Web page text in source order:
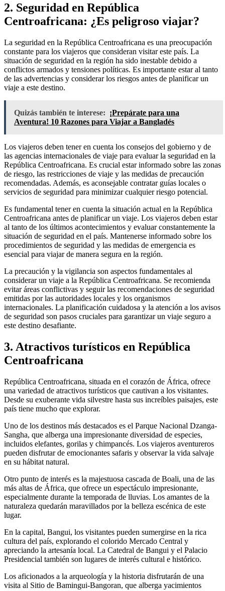
2. Seguridad en República
Centroafricana: ¿Es peligroso viajar?
La seguridad en la República Centroafricana es una preocupación
constante para los viajeros que consideran visitar este país. La
situación de seguridad en la región ha sido inestable debido a
conflictos armados y tensiones políticas. Es importante estar al tanto
de las advertencias y considerar los riesgos antes de planificar un
viaje a este destino.
Quizás también te interese: ¡Prepárate para una
Aventura! 10 Razones para Viajar a Bangladés
Los viajeros deben tener en cuenta los consejos del gobierno y de
las agencias internacionales de viaje para evaluar la seguridad en la
República Centroafricana. Es crucial estar informado sobre las zonas
de riesgo, las restricciones de viaje y las medidas de precaución
recomendadas. Además, es aconsejable contratar guías locales o
servicios de seguridad para minimizar cualquier riesgo potencial.
Es fundamental tener en cuenta la situación actual en la República
Centroafricana antes de planificar un viaje. Los viajeros deben estar
al tanto de los últimos acontecimientos y evaluar constantemente la
situación de seguridad en el país. Mantenerse informado sobre los
procedimientos de seguridad y las medidas de emergencia es
esencial para viajar de manera segura en la región.
La precaución y la vigilancia son aspectos fundamentales al
considerar un viaje a la República Centroafricana. Se recomienda
evitar áreas conflictivas y seguir las recomendaciones de seguridad
emitidas por las autoridades locales y los organismos
internacionales. La planificación cuidadosa y la atención a los avisos
de seguridad son pasos cruciales para garantizar un viaje seguro a
este destino desafiante.
3. Atractivos turísticos en República
Centroafricana
República Centroafricana, situada en el corazón de África, ofrece
una variedad de atractivos turísticos que cautivan a los visitantes.
Desde su exuberante vida silvestre hasta sus increíbles paisajes, este
país tiene mucho que explorar.
Uno de los destinos más destacados es el Parque Nacional Dzanga-
Sangha, que alberga una impresionante diversidad de especies,
incluidos elefantes, gorilas y chimpancés. Los viajeros aventureros
pueden disfrutar de emocionantes safaris y observar la vida salvaje
en su hábitat natural.
Otro punto de interés es la majestuosa cascada de Boali, una de las
más altas de África, que ofrece un espectáculo impresionante,
especialmente durante la temporada de lluvias. Los amantes de la
naturaleza quedarán maravillados por la belleza escénica de este
lugar.
En la capital, Bangui, los visitantes pueden sumergirse en la rica
cultura del país, explorando el colorido Mercado Central y
apreciando la artesanía local. La Catedral de Bangui y el Palacio
Presidencial también son lugares de interés cultural e histórico.
Los aficionados a la arqueología y la historia disfrutarán de una
visita al Sitio de Bamingui-Bangoran, que alberga yacimientos